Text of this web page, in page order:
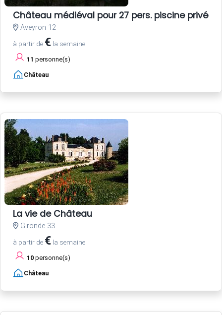
Château médiéval pour 27 pers. piscine privée
Aveyron 12
à partir de € la semaine
11 personne(s)
Château
La vie de Château
Gironde 33
à partir de € la semaine
10 personne(s)
Château